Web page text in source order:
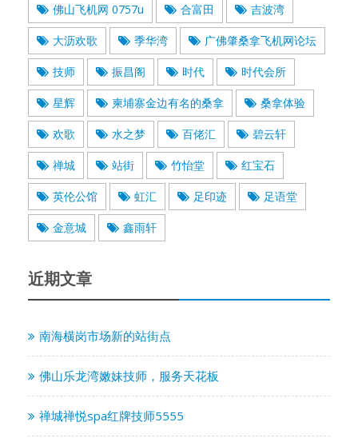
佛山飞机网 0757u 合富田 吉波湾
大沥欢歌 季华湾 广佛肇桑拿飞机网论坛
技师 振昌阁 时代 时代会所
星辉 柬埔寨金边有名的桑拿 桑拿体验
欢歌 水之梦 百佬汇 碧云轩
禅城 站街 竹怡堂 红宝石
英伦公馆 虹汇 足印迹 足语堂
金意城 鑫雨轩
近期文章
南海横岗市场新的站街点
佛山乐龙湾嫩妹技师，服务天花板
禅城禅悦spa红牌技师5555